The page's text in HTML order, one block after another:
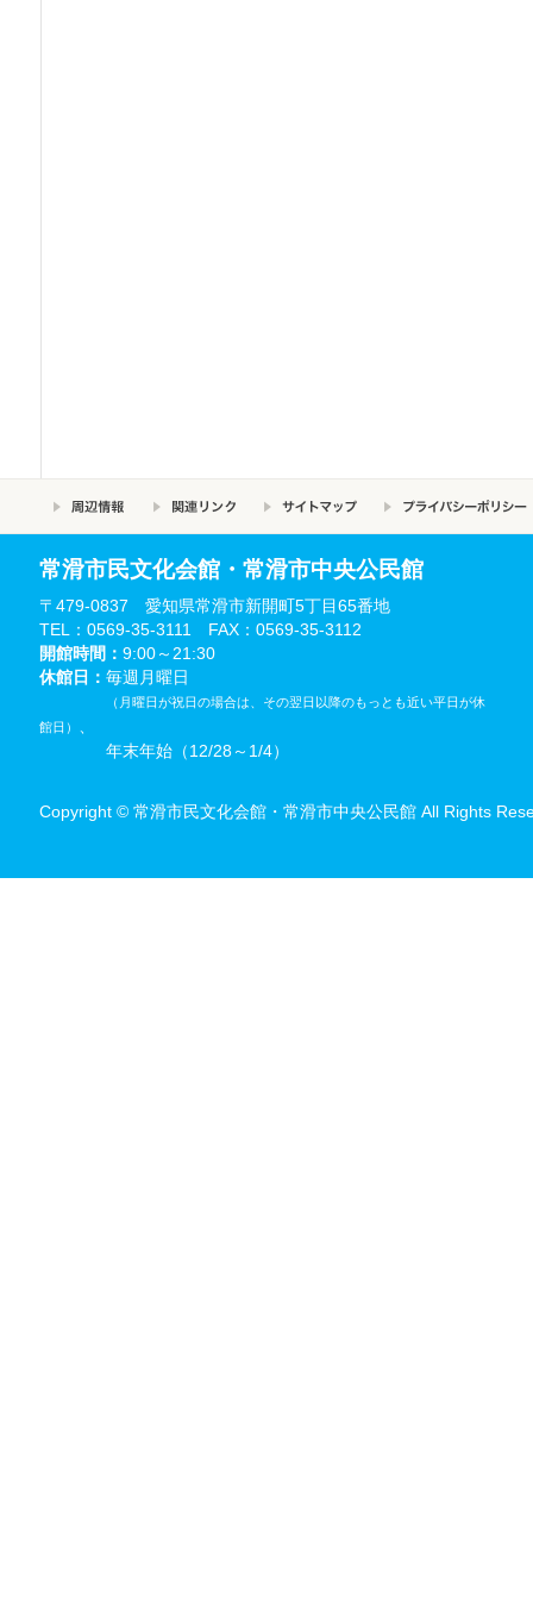
常滑市民文化会館・常滑市中央公民館
〒479-0837 愛知県常滑市新開町5丁目65番地
TEL：0569-35-3111 FAX：0569-35-3112
開館時間： 9:00～21:30
休館日： 毎週月曜日
（月曜日が祝日の場合は、その翌日以降のもっとも近い平日が休
館日）
、
年末年始（12/28～1/4）
Copyright © 常滑市民文化会館・常滑市中央公民館 All Rights